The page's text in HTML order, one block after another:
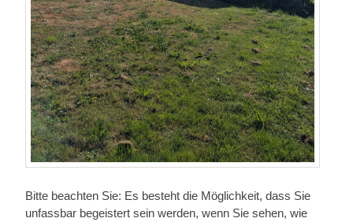
Bitte beachten Sie: Es besteht die Möglichkeit, dass Sie
unfassbar begeistert sein werden, wenn Sie sehen, wie